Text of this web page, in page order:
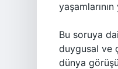
Bu soruya
duygusal ve
dünya